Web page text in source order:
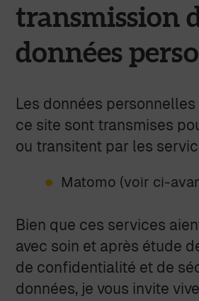
transmission
données
Les données
ce site sont transmises
ou transitent par les
Matomo (voir ci-
Bien que ces services
avec soin et après étude
de confidentialité et de
données, je vous invite